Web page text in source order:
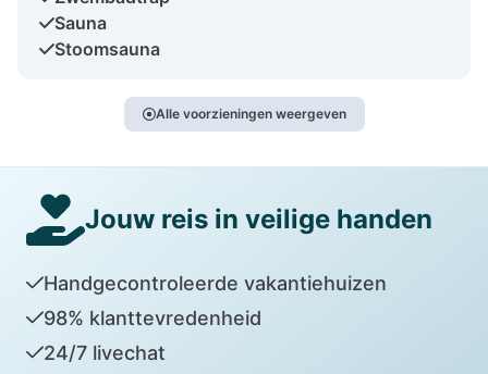
Sauna
Stoomsauna
Alle voorzieningen weergeven
Jouw reis in veilige handen
Handgecontroleerde vakantiehuizen
98% klanttevredenheid
24/7 livechat